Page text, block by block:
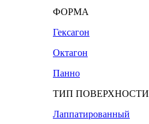
ФОРМА
Гексагон
Октагон
Панно
ТИП ПОВЕРХНОСТИ
Лаппатированный